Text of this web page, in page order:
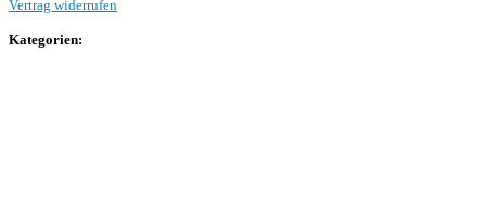
Vertrag widerrufen
Kategorien: